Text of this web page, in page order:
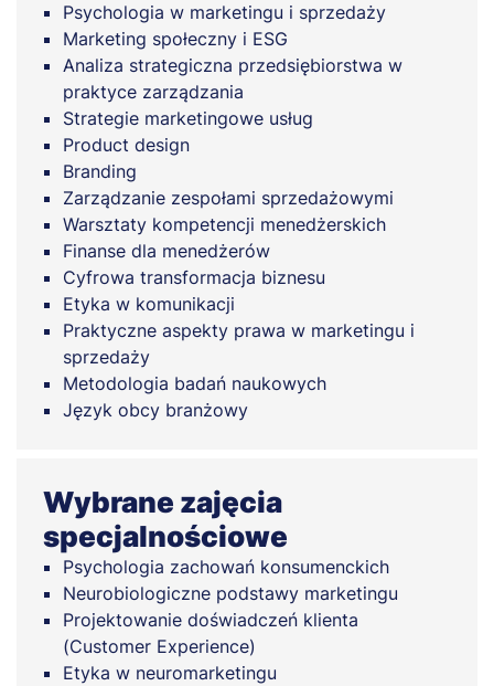
Psychologia w marketingu i sprzedaży
Marketing społeczny i ESG
Analiza strategiczna przedsiębiorstwa w
praktyce zarządzania
Strategie marketingowe usług
Product design
Branding
Zarządzanie zespołami sprzedażowymi
Warsztaty kompetencji menedżerskich
Finanse dla menedżerów
Cyfrowa transformacja biznesu
Etyka w komunikacji
Praktyczne aspekty prawa w marketingu i
sprzedaży
Metodologia badań naukowych
Język obcy branżowy
Wybrane zajęcia
specjalnościowe
Psychologia zachowań konsumenckich
Neurobiologiczne podstawy marketingu
Projektowanie doświadczeń klienta
(Customer Experience)
Etyka w neuromarketingu